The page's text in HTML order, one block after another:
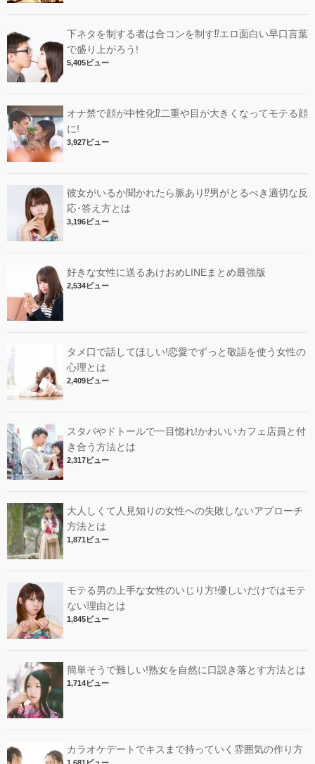
下ネタを制する者は合コンを制す⁉︎エロ面白い早口言葉
で盛り上がろう!
5,405ビュー
オナ禁で顔が中性化⁉︎二重や目が大きくなってモテる顔
に!
3,927ビュー
彼女がいるか聞かれたら脈あり⁉︎男がとるべき適切な反
応･答え方とは
3,196ビュー
好きな女性に送るあけおめLINEまとめ最強版
2,534ビュー
タメ口で話してほしい!恋愛でずっと敬語を使う女性の
心理とは
2,409ビュー
スタバやドトールで一目惚れ!かわいいカフェ店員と付
き合う方法とは
2,317ビュー
大人しくて人見知りの女性への失敗しないアプローチ
方法とは
1,871ビュー
モテる男の上手な女性のいじり方!優しいだけではモテ
ない理由とは
1,845ビュー
簡単そうで難しい!熟女を自然に口説き落とす方法とは
1,714ビュー
カラオケデートでキスまで持っていく雰囲気の作り方
1,681ビュー